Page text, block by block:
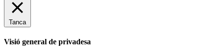
Tanca
Visió general de privadesa